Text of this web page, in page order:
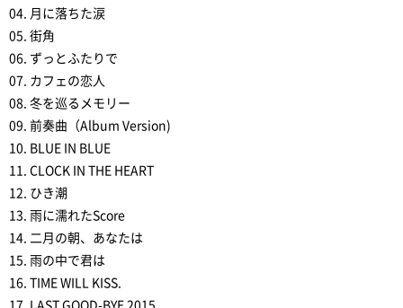
04. 月に落ちた涙
05. 街角
06. ずっとふたりで
07. カフェの恋人
08. 冬を巡るメモリー
09. 前奏曲（Album Version)
10. BLUE IN BLUE
11. CLOCK IN THE HEART
12. ひき潮
13. 雨に濡れたScore
14. 二月の朝、あなたは
15. 雨の中で君は
16. TIME WILL KISS.
17. LAST GOOD-BYE 2015